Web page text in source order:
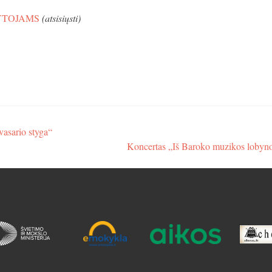
(atsisiųsti)
styga“
Koncertas „Iš Baroko muzikos